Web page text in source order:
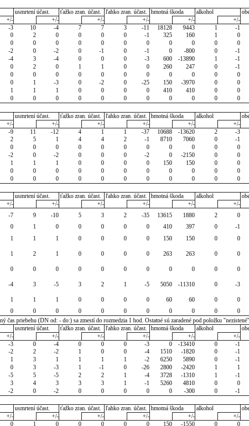
usmrtení účast. ťažko zran. účast. ľahko zran. účast. hmotná škoda alkohol
+/-
+/- +/- +/- +/- +/-
-3 10 -4 7 7 3 -11 18128 9443 1 -1
0 2 0 0 0 0 -1 325 160 1 0
0 0 0 0 0 0 0 0 0 0 0
-2 0 -2 0 -1 0 -1 0 -800 0 -1
-4 3 -4 0 0 0 -3 600 -13890 1 -1
0 2 0 1 1 0 0 260 247 0 -1
0 0 0 0 0 0 0 0 0 0 0
0 1 -3 0 -2 0 -25 150 -3970 0 0
1 1 1 0 0 0 0 410 410 0 0
0 0 0 0 0 0 0 0 0 0 0
usmrtení účast. ťažko zran. účast. ľahko zran. účast. hmotná škoda alkohol
+/-
+/- +/- +/- +/- +/-
-9 11 -12 4 1 1 -37 10688 -13620 2 -3
2 5 1 4 4 2 -1 8710 7060 0 -1
0 0 0 0 0 0 0 0 0 0 0
-2 0 -2 0 0 0 -2 0 -2150 0 0
1 1 1 0 0 0 0 150 150 0 0
0 0 0 0 0 0 0 0 0 0 0
0 0 0 0 0 0 0 0 0 0 0
usmrtení účast. ťažko zran. účast. ľahko zran. účast. hmotná škoda alkohol
+/-
+/- +/- +/- +/- +/-
-7 9 -10 5 3 2 -35 13615 1880 2 0
0 1 0 0 0 0 0 410 397 0 -1
1 1 1 0 0 0 0 150 150 0 0
1 2 1 0 0 0 0 263 263 0 0
0 0 0 0 0 0 0 0 0 0 0
-4 3 -5 3 2 1 -5 5050 -11310 0 -3
1 1 1 0 0 0 0 60 60 0 0
0 0 0 0 0 0 0 0 0 0 0
čas priebehu (DN od: - do:) sa zmestí do rozmedzia 1 hod. Ostatné sú zaradené pod položku "nezistené"
usmrtení účast. ťažko zran. účast. ľahko zran. účast. hmotná škoda alkohol
+/-
+/- +/- +/- +/- +/-
-3 0 -4 0 0 0 -3 0 -13410 0 -1
-2 2 -2 1 0 0 -4 1510 -1820 0 -1
1 3 1 1 1 1 -2 6250 5890 0 -1
0 3 -3 1 -1 0 -26 2800 -2420 1 1
-5 5 -5 2 2 1 -4 3728 -1310 1 -1
3 4 3 3 3 1 -1 5260 4810 0 0
-2 0 -2 0 0 0 0 0 -300 0 -1
usmrtení účast. ťažko zran. účast. ľahko zran. účast. hmotná škoda alkohol
+/-
+/- +/- +/- +/- +/-
0 1 0 0 0 0 0 150 -1550 0 0